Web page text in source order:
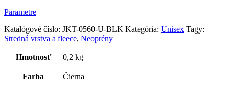
Parametre
Katalógové číslo: JKT-0560-U-BLK Kategória: Unisex Tagy:
Stredná vrstva a fleece, Neoprény
Hmotnosť 0,2 kg
Farba Čierna